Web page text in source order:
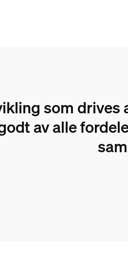
som
av alle